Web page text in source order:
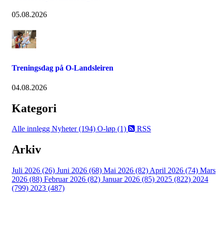
05.08.2026
Treningsdag på O-Landsleiren
04.08.2026
Kategori
Alle innlegg Nyheter (194) O-løp (1) RSS
Arkiv
Juli 2026 (26) Juni 2026 (68) Mai 2026 (82) April 2026 (74) Mars
2026 (88) Februar 2026 (82) Januar 2026 (85) 2025 (822) 2024
(799) 2023 (487)